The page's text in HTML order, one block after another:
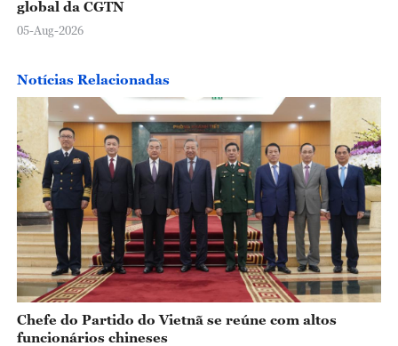
global da CGTN
05-Aug-2026
Notícias Relacionadas
Chefe do Partido do Vietnã se reúne com altos
funcionários chineses